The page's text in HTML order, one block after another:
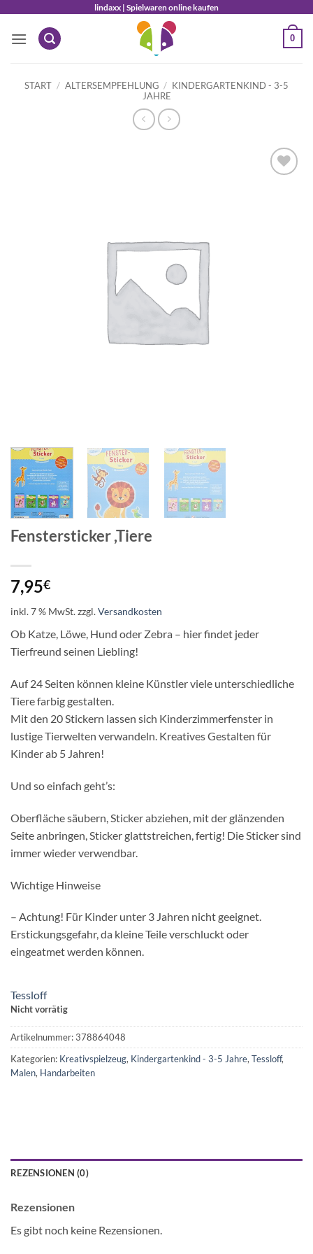
springen
lindaxx | Spielwaren online kaufen
0
START / ALTERSEMPFEHLUNG / KINDERGARTENKIND - 3-5
JAHRE
Fenstersticker ,Tiere
7,95€
inkl. 7 % MwSt.zzgl.Versandkosten
Ob Katze, Löwe, Hund oder Zebra – hier findet jeder
Tierfreund seinen Liebling!
Auf 24 Seiten können kleine Künstler viele unterschiedliche
Tiere farbig gestalten.
Mit den 20 Stickern lassen sich Kinderzimmerfenster in
lustige Tierwelten verwandeln. Kreatives Gestalten für
Kinder ab 5 Jahren!
Und so einfach geht’s:
Oberfläche säubern, Sticker abziehen, mit der glänzenden
Seite anbringen, Sticker glattstreichen, fertig! Die Sticker sind
immer wieder verwendbar.
Wichtige Hinweise
– Achtung! Für Kinder unter 3 Jahren nicht geeignet.
Erstickungsgefahr, da kleine Teile verschluckt oder
eingeatmet werden können.
Tessloff
Nicht vorrätig
Artikelnummer:378864048
Kategorien: Kreativspielzeug, Kindergartenkind - 3-5 Jahre, Tessloff,
Malen, Handarbeiten
REZENSIONEN (0)
Rezensionen
Es gibt noch keine Rezensionen.